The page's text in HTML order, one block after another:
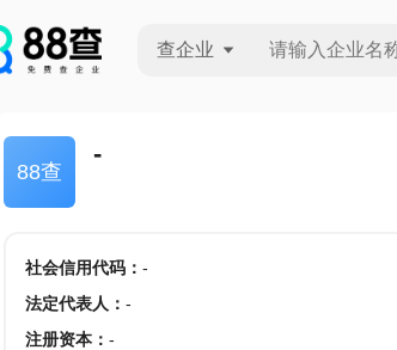
查企业
88查
-
社会信用代码： -
法定代表人 ： -
注册资本： -